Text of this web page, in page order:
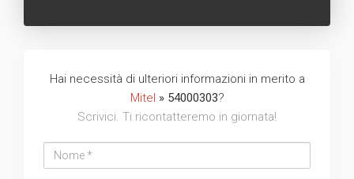
Hai necessità di ulteriori informazioni in merito a
Mitel » 54000303?
Scrivici. Ti ricontatteremo in giornata!